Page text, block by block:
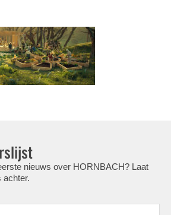
nieuws over HORNBACH? Laat
achter.